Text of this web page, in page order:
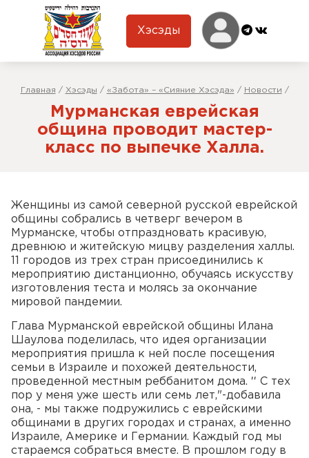
Хэсэды
Главная / Хэсэды / «Забота» – «Сияние Хэсэда» / Новости /
Мурманская еврейская
община проводит мастер-
класс по выпечке Халла.
Женщины из самой северной русской еврейской
общины собрались в четверг вечером в
Мурманске, чтобы отпраздновать красивую,
древнюю и житейскую мицву разделения халлы.
11 городов из трех стран присоединились к
мероприятию дистанционно, обучаясь искусству
изготовления теста и молясь за окончание
мировой пандемии.
Глава Мурманской еврейской общины Илана
Шаулова поделилась, что идея организации
мероприятия пришла к ней после посещения
семьи в Израиле и похожей деятельности,
проведенной местным реббанитом дома. ′′ С тех
пор у меня уже шесть или семь лет,"-добавила
она, - мы также подружились с еврейскими
общинами в других городах и странах, а именно
Израиле, Америке и Германии. Каждый год мы
стараемся собраться вместе. В прошлом году в